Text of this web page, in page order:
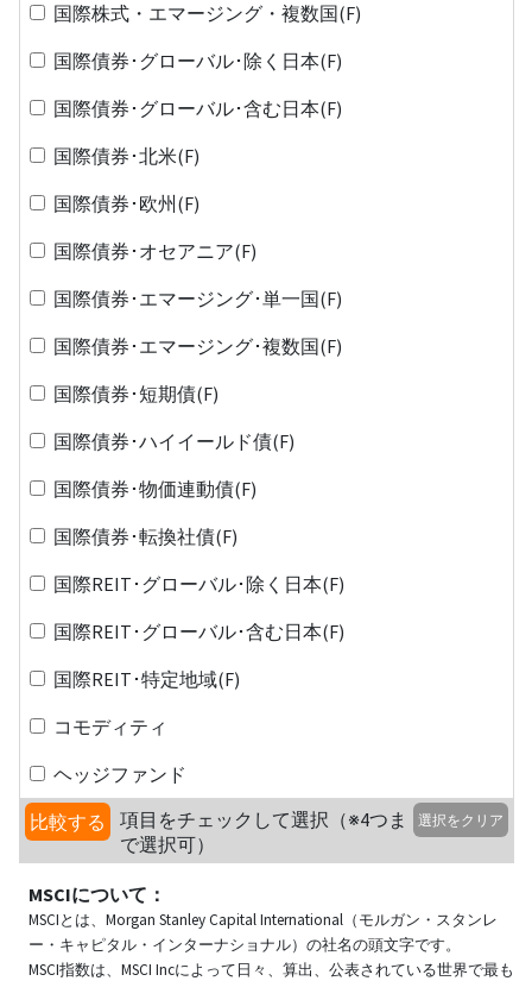
国際株式・エマージング・複数国(F)
国際債券･グローバル･除く日本(F)
国際債券･グローバル･含む日本(F)
国際債券･北米(F)
国際債券･欧州(F)
国際債券･オセアニア(F)
国際債券･エマージング･単一国(F)
国際債券･エマージング･複数国(F)
国際債券･短期債(F)
国際債券･ハイイールド債(F)
国際債券･物価連動債(F)
国際債券･転換社債(F)
国際REIT･グローバル･除く日本(F)
国際REIT･グローバル･含む日本(F)
国際REIT･特定地域(F)
コモディティ
ヘッジファンド
比較する
項目をチェックして選択（※4つま
で選択可）
選択をクリア
MSCIについて：
MSCIとは、Morgan Stanley Capital International（モルガン・スタンレ
ー・キャピタル・インターナショナル）の社名の頭文字です。
MSCI指数は、MSCI Incによって日々、算出、公表されている世界で最も